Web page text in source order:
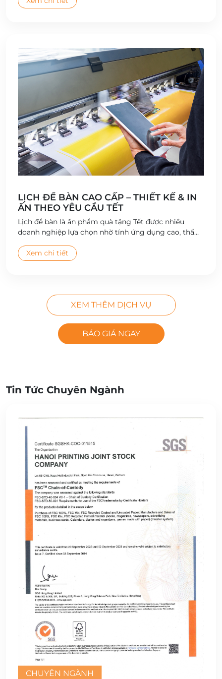
LỊCH ĐỂ BÀN CAO CẤP – THIẾT KẾ & IN
ẤN THEO YÊU CẦU TẾT
Lịch để bàn là ấn phẩm quà tặng Tết được nhiều
doanh nghiệp lựa chọn nhờ tính ứng dụng cao, thẩm
Công ty Cổ phần In Hà Nội cung cấp dịch vụ thiết kế
và in lịch để bàn theo yêu cầu, đa dạng mẫu mã, chất
Xem chi tiết
XEM THÊM DỊCH VỤ
BÁO GIÁ NGAY
Tin Tức Chuyên Ngành
CHUYÊN NGÀNH